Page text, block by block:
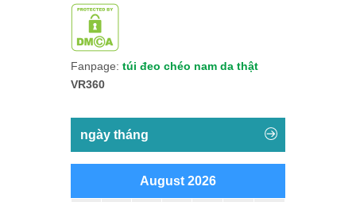
Fanpage: túi đeo chéo nam da thật
VR360
ngày tháng
August 2026